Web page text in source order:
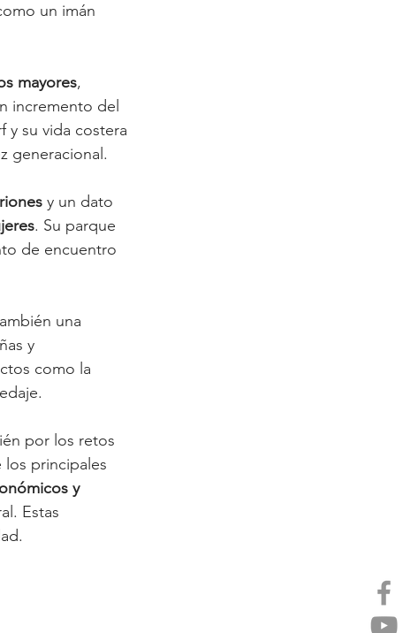
un imán
mayores,
incremento del
y su vida costera
generacional.
y un dato
. Su parque
de encuentro
una
y
como la
por los retos
principales
y
Estas